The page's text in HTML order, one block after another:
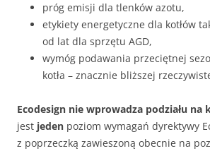
próg emisji dla tlenków azotu,
etykiety energetyczne dla kotłów
od lat dla sprzętu AGD,
wymóg podawania przeciętnej
kotła – znacznie bliższej
Ecodesign nie wprowadza podziału na
jest jeden poziom wymagań dyrektywy
z poprzeczką zawieszoną obecnie na